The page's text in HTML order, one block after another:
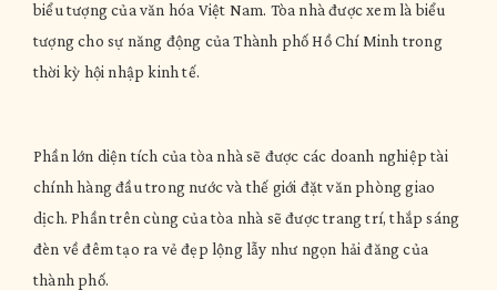
biểu tượng của văn hóa Việt Nam. Tòa nhà được xem là biểu
tượng cho sự năng động của Thành phố Hồ Chí Minh trong
thời kỳ hội nhập kinh tế.
Phần lớn diện tích của tòa nhà sẽ được các doanh nghiệp tài
chính hàng đầu trong nước và thế giới đặt văn phòng giao
dịch. Phần trên cùng của tòa nhà sẽ được trang trí, thắp sáng
đèn về đêm tạo ra vẻ đẹp lộng lẫy như ngọn hải đăng của
thành phố.